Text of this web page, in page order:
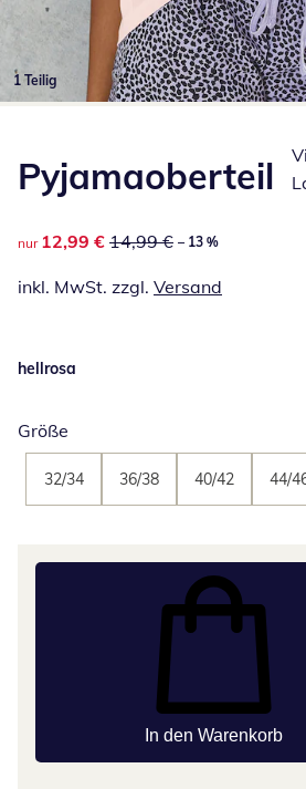
1 Teilig
Pyjamaoberteil
reduzierter Preis 12,99 €,
nur 12,99 € 14,99 € – 13 %
inkl. MwSt. zzgl. Versand
hellrosa
Größe
32/34 36/38 40/42 44/
In den Warenkorb